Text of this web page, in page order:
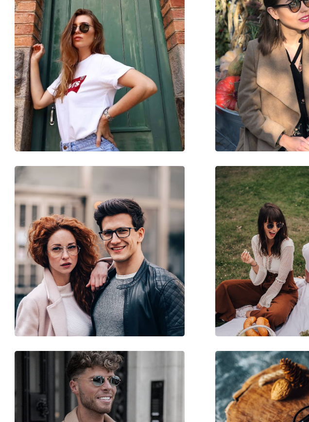
Weiteres
Sex:
Unisex
Kategorie:
Sonnenbrillen
Marke:
Ray-Ban
Verwendung:
Mode
Code:
RB3647N 002/R5 51
Mit Stärke verfügbar :